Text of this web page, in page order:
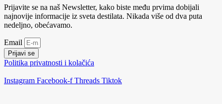
Prijavite se na naš Newsletter, kako biste među prvima dobijali
najnovije informacije iz sveta destilata. Nikada više od dva puta
nedeljno, obećavamo.
Email
Prijavi se
Politika privatnosti i kolačića
Instagram Facebook-f Threads Tiktok